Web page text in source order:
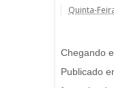
Quinta-
Chegando
Publicado